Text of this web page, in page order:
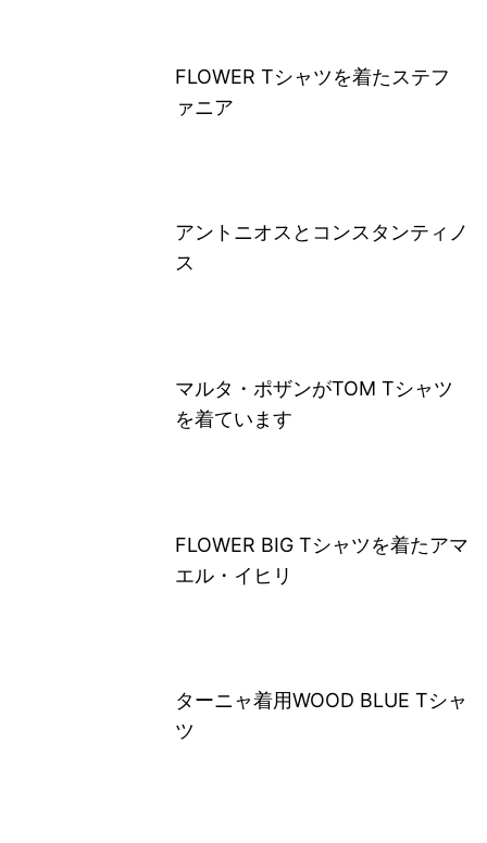
FLOWER Tシャツを着たステフ
ァニア
アントニオスとコンスタンティノ
ス
マルタ・ポザンがTOM Tシャツ
を着ています
FLOWER BIG Tシャツを着たアマ
エル・イヒリ
ターニャ着用WOOD BLUE Tシャ
ツ